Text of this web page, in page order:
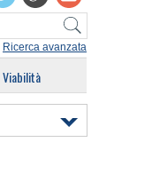
Ricerca avanzata
Viabilità